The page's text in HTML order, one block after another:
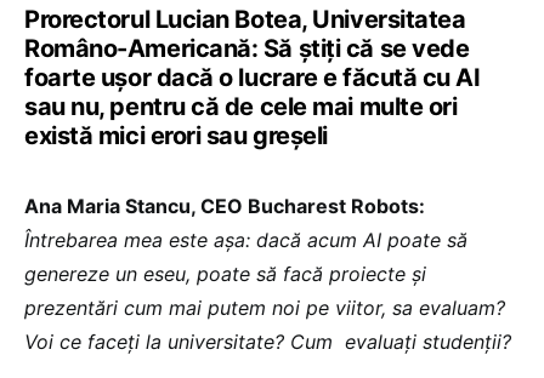
Prorectorul Lucian Botea, Universitatea
Româno-Americană: Să știți că se vede
foarte ușor dacă o lucrare e făcută cu AI
sau nu, pentru că de cele mai multe ori
există mici erori sau greșeli
Ana Maria Stancu, CEO Bucharest Robots:
Întrebarea mea este așa: dacă acum AI poate să
genereze un eseu, poate să facă proiecte și
prezentări cum mai putem noi pe viitor, sa evaluam?
Voi ce faceți la universitate? Cum evaluați studenții?